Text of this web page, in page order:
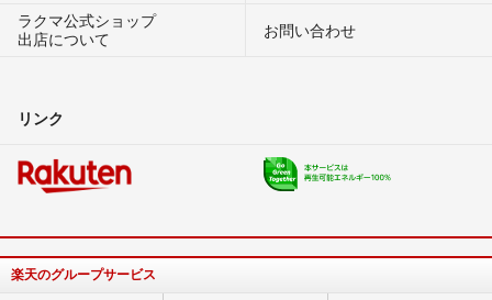
ラクマ公式ショップ
出店について
お問い合わせ
リンク
楽天のグループサービス